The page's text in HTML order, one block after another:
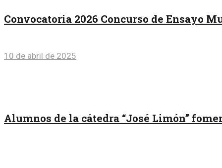
Convocatoria 2026 Concurso de Ensayo
10 de abril de 2025
Alumnos de la cátedra “José Limón”